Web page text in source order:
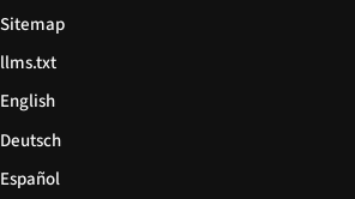
Sitemap
llms.txt
English
Deutsch
Español